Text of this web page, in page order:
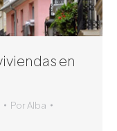
en
PorAlba